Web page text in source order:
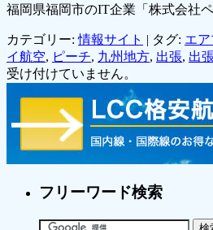
福岡県福岡市のIT企業「株式会社
カテゴリー: 情報サイト | タグ: エ
イ航空, ピーチ, 九州地方, 出張, 出
受け付けていません。
フリーワード検索